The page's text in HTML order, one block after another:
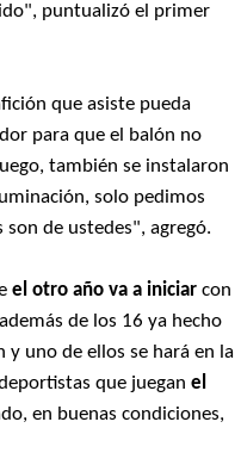
puntualizó el primer
que asiste pueda
para que el balón no
también se instalaron
solo pedimos
de ustedes", agregó.
el otro año va a iniciar con
de los 16 ya hecho
uno de ellos se hará en la
que jueganel
en buenas condiciones,